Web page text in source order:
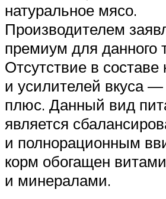
натуральное мясо.
Производителем
премиум для данного
Отсутствие в составе
и усилителей вкуса
плюс. Данный вид
является
и полнорационным
корм обогащен
и минералами.